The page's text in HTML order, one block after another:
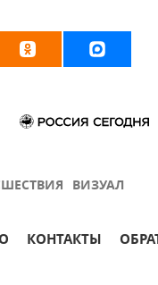
ВИЗУАЛ
КОНТАКТЫ